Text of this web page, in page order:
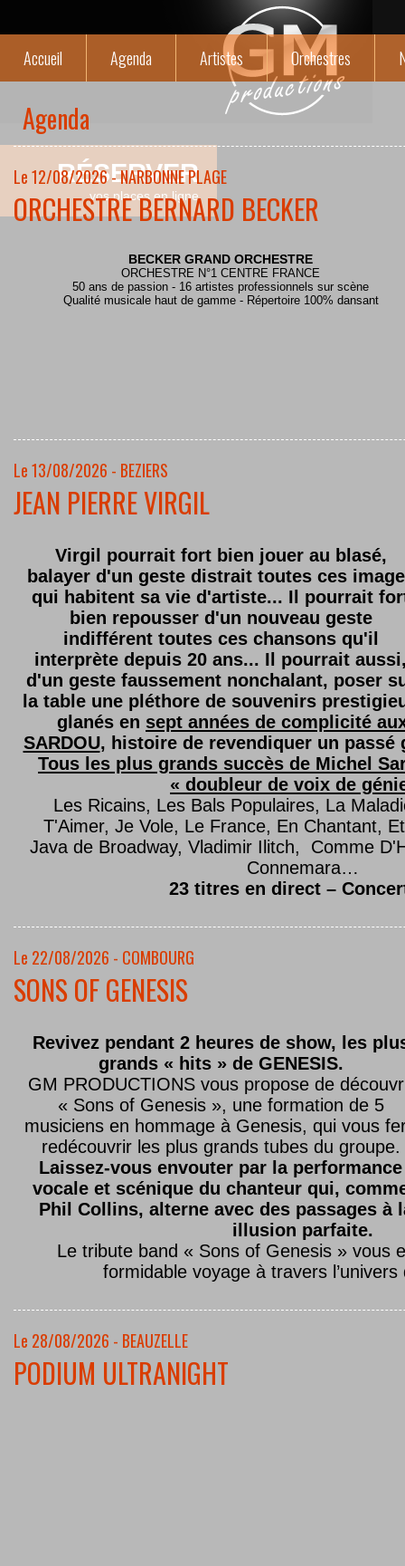
RÉSERVER
vos places en ligne
Accueil Agenda Artistes Orchestres
Agenda
Le 12/08/2026 - NARBONNE PLAGE
ORCHESTRE BERNARD BECKER
BECKER GRAND ORCHESTRE
ORCHESTRE N°1 CENTRE FRANCE
50 ans de passion - 16 artistes professionnels sur scène
Qualité musicale haut de gamme - Répertoire 100% dansant
Le 13/08/2026 - BEZIERS
JEAN PIERRE VIRGIL
Virgil pourrait fort bien jouer au blasé,
balayer d'un geste distrait toutes ces
qui habitent sa vie d'artiste... Il pourrait
bien repousser d'un nouveau geste
indifférent toutes ces chansons qu'il
interprète depuis 20 ans... Il pourrait
d'un geste faussement nonchalant, poser
la table une pléthore de souvenirs
glanés en sept années de complicité
SARDOU, histoire de revendiquer un passé
Tous les plus grands succès de Michel
« doubleur de voix de
Les Ricains, Les Bals Populaires, La
T'Aimer, Je Vole, Le France, En Chantant,
Java de Broadway, Vladimir Ilitch, Comme
Connemara…
23 titres en direct –
Le 22/08/2026 - COMBOURG
SONS OF GENESIS
Revivez pendant 2 heures de show, les
grands « hits » de GENESIS.
GM PRODUCTIONS vous propose de
« Sons of Genesis », une formation de 5
musiciens en hommage à Genesis, qui vous
redécouvrir les plus grands tubes du groupe.
Laissez-vous envouter par la performance
vocale et scénique du chanteur qui,
Phil Collins, alterne avec des passages à
illusion parfaite.
Le tribute band « Sons of Genesis » vous
formidable voyage à travers l’univers
Le 28/08/2026 - BEAUZELLE
PODIUM ULTRANIGHT